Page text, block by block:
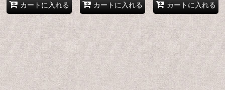
カートに入れる カートに入れる カートに入れる